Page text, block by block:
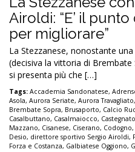
Airoldi: “E’ il
per migliorare”
La Stezzanese, nonostante
(decisiva la vittoria di
si presenta più che […]
Tags: Accademia Sandonatese,
Asola, Aurora Seriate, Aurora Travagliato,
Brembate Sopra, Brusaporto, Calcio
Casalbuttano, Casalmaiocco, Castegnato
Mazzano, Cisanese, Ciserano, Codogno,
Desio, direttore sportivo Sergio Airoldi,
Forza e Costanza, Galbiatese Oggiono,